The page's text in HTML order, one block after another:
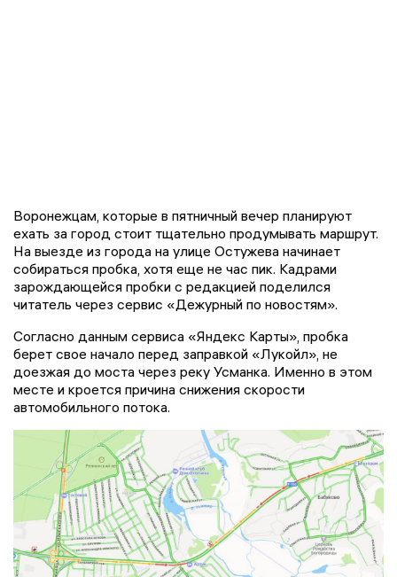
Воронежцам, которые в пятничный вечер планируют
ехать за город стоит тщательно продумывать маршрут.
На выезде из города на улице Остужева начинает
собираться пробка, хотя еще не час пик. Кадрами
зарождающейся пробки с редакцией поделился
читатель через сервис «Дежурный по новостям».
Согласно данным сервиса «Яндекс Карты», пробка
берет свое начало перед заправкой «Лукойл», не
доезжая до моста через реку Усманка. Именно в этом
месте и кроется причина снижения скорости
автомобильного потока.